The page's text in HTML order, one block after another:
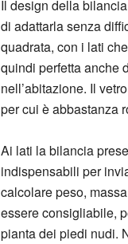
Il design della
di adattarla senza
quadrata, con i lati
quindi perfetta anche
nell’abitazione. Il
per cui è abbastanza
Ai lati la bilancia
indispensabili per
calcolare peso,
essere consigliabile,
pianta dei piedi nudi.